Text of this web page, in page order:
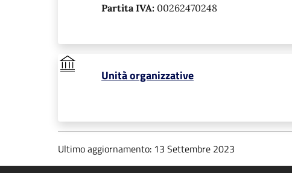
Partita IVA: 00262470248
Unità organizzative
Ultimo aggiornamento: 13 Settembre 2023